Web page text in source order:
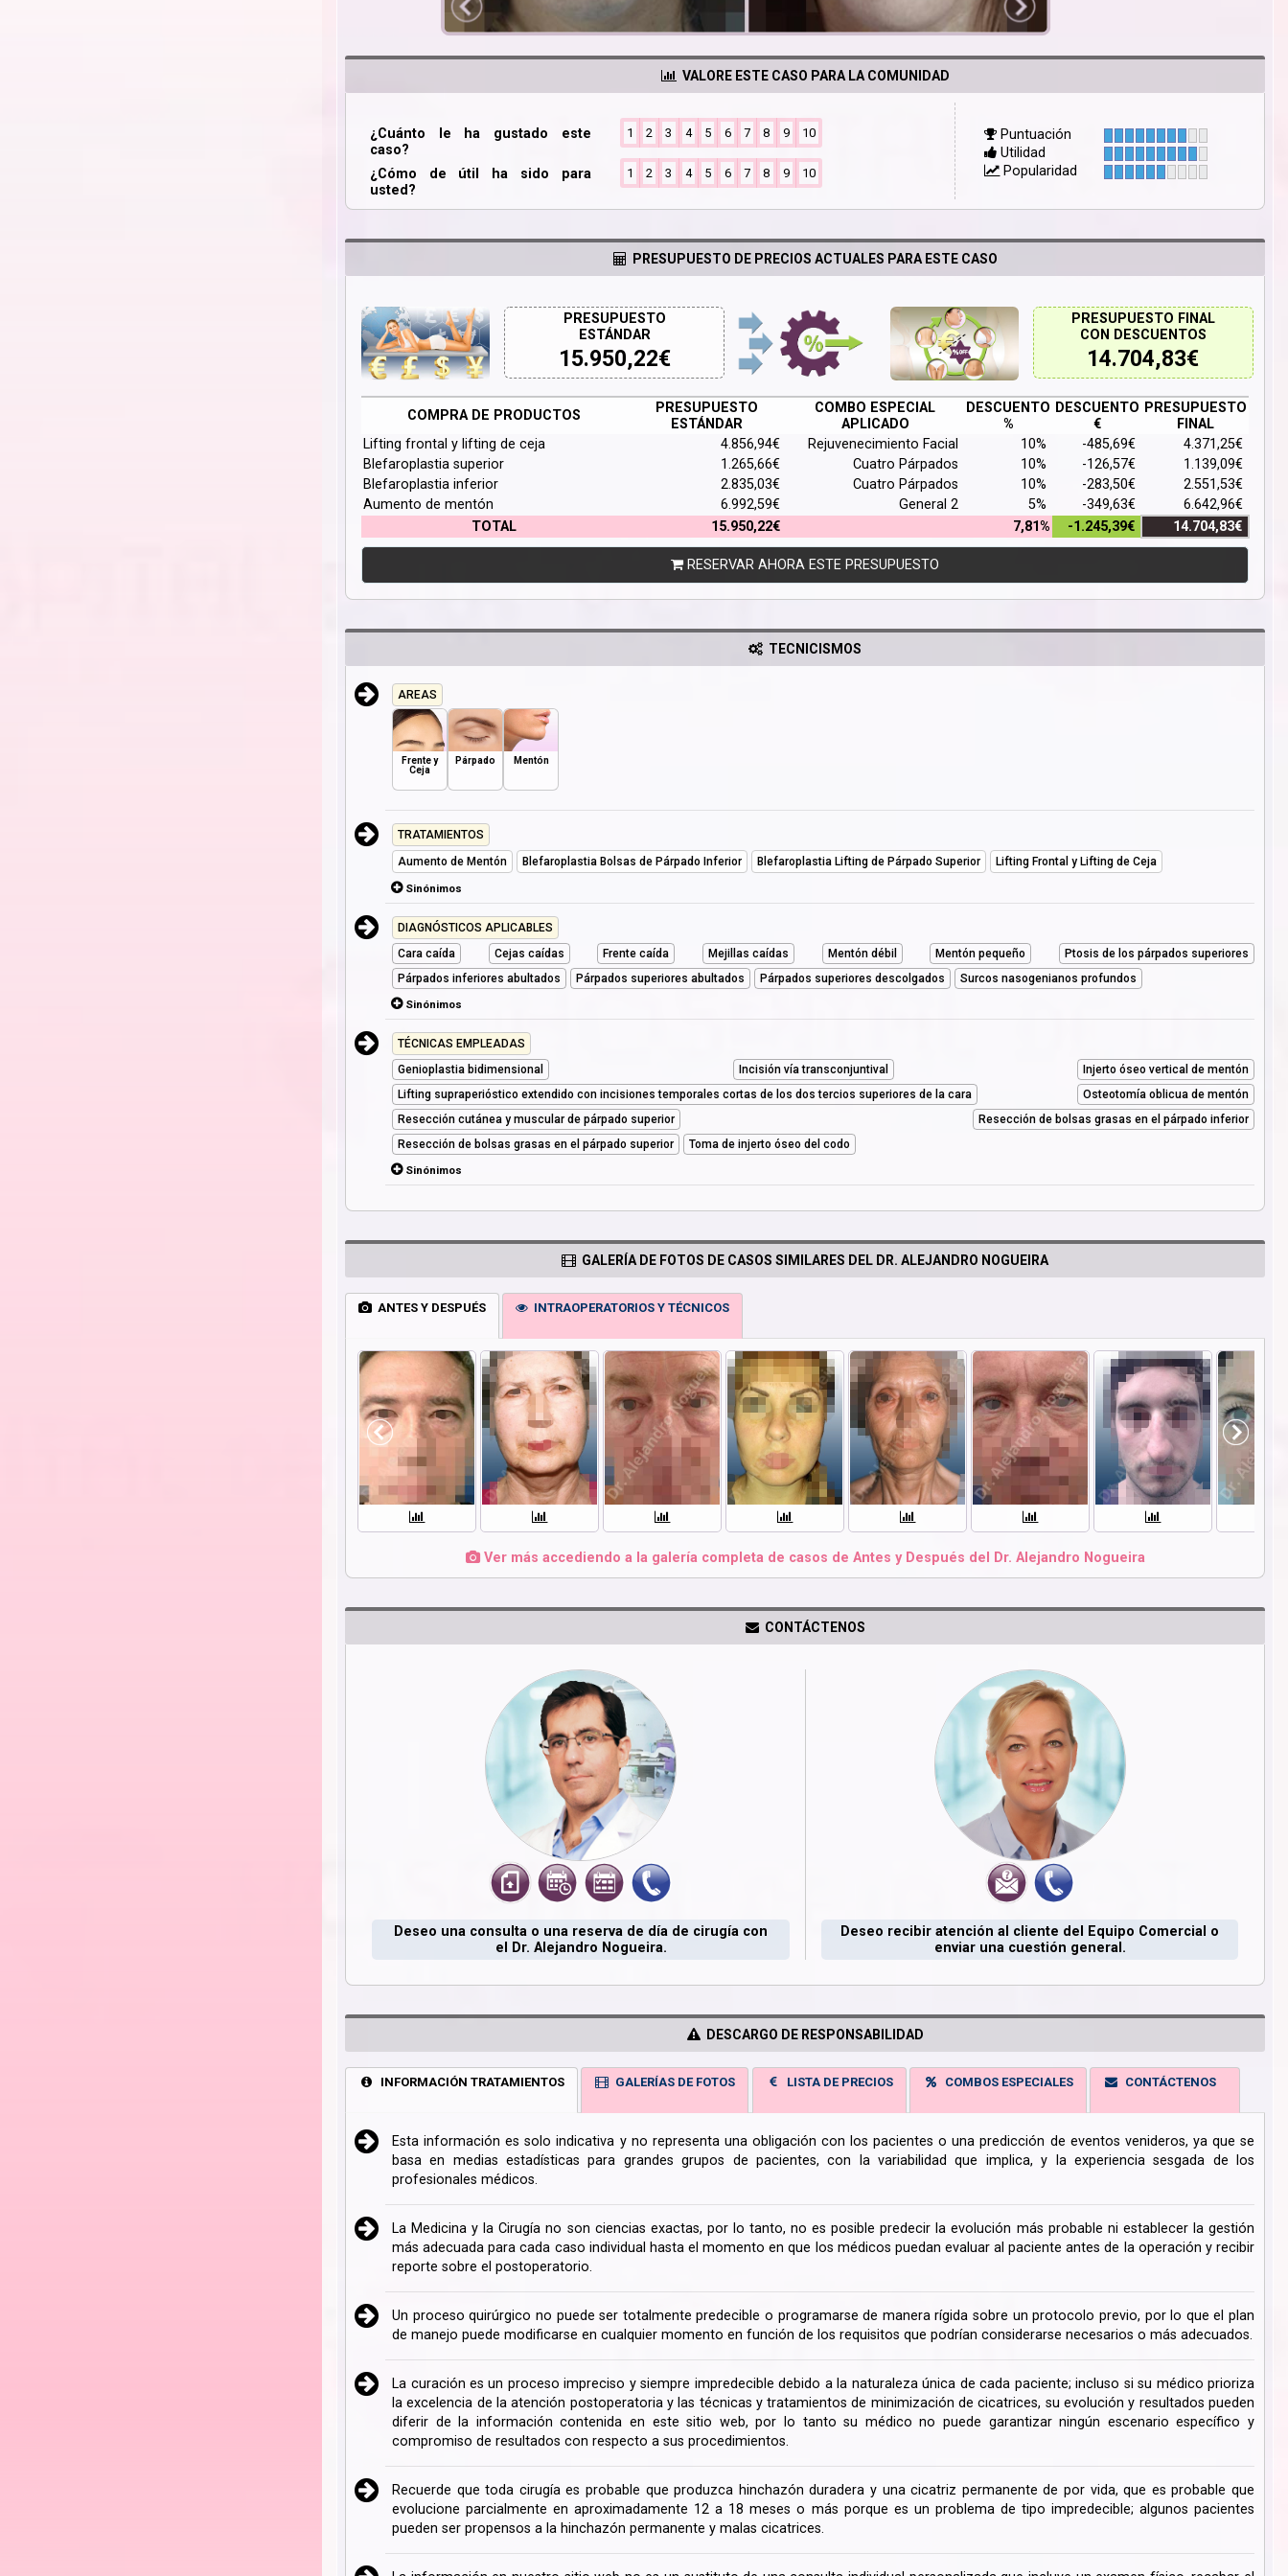
VALORE ESTE CASO PARA LA COMUNIDAD
¿Cuánto le ha gustado este
caso?
1 2 3 4 5 6 7 8 9 10
¿Cómo de útil ha sido para
usted?
1 2 3 4 5 6 7 8 9 10
Puntuación
Utilidad
Popularidad
PRESUPUESTO DE PRECIOS ACTUALES PARA ESTE CASO
PRESUPUESTO
ESTÁNDAR
15.950,22€
PRESUPUESTO FINAL
CON DESCUENTOS
14.704,83€
COMPRA DE PRODUCTOS
PRESUPUESTO
ESTÁNDAR
COMBO ESPECIAL
APLICADO
DESCUENTO
%
DESCUENTO
€
PRESUPUESTO
FINAL
Lifting frontal y lifting de ceja
4.856,94€ Rejuvenecimiento Facial 10% -485,69€
4.371,25€
Blefaroplastia superior
1.265,66€ Cuatro Párpados 10% -126,57€
1.139,09€
Blefaroplastia inferior
2.835,03€ Cuatro Párpados 10% -283,50€
2.551,53€
Aumento de mentón
6.992,59€ General 2 5% -349,63€
6.642,96€
TOTAL
15.950,22€ 7,81% -1.245,39€ 14.704,83€
RESERVAR AHORA ESTE PRESUPUESTO
TECNICISMOS
AREAS
Frente y
Ceja
Párpado Mentón
TRATAMIENTOS
Aumento de Mentón
Blefaroplastia Bolsas de Párpado Inferior Blefaroplastia Lifting de Párpado Superior
Lifting Frontal y Lifting de Ceja
Sinónimos
DIAGNÓSTICOS APLICABLES
Cara caída
Cejas caídas Frente caída Mejillas caídas Mentón débil Mentón pequeño
Ptosis de los párpados superiores
Párpados inferiores abultados
Párpados superiores abultados Párpados superiores descolgados
Surcos nasogenianos profundos
Sinónimos
TÉCNICAS EMPLEADAS
Genioplastia bidimensional
Incisión vía transconjuntival
Injerto óseo vertical de mentón
Lifting supraperióstico extendido con incisiones temporales cortas de los dos tercios superiores de la cara
Osteotomía oblicua de mentón
Resección cutánea y muscular de párpado superior
Resección de bolsas grasas en el párpado inferior
Resección de bolsas grasas en el párpado superior
Toma de injerto óseo del codo
Sinónimos
GALERÍA DE FOTOS DE CASOS SIMILARES DEL DR. ALEJANDRO NOGUEIRA
ANTES Y DESPUÉS INTRAOPERATORIOS Y TÉCNICOS
Ver más accediendo a la galería completa de casos de Antes y Después del Dr. Alejandro Nogueira
CONTÁCTENOS
Deseo una consulta o una reserva de día de cirugía con
el Dr. Alejandro Nogueira.
Deseo recibir atención al cliente del Equipo Comercial o
enviar una cuestión general.
DESCARGO DE RESPONSABILIDAD
INFORMACIÓN TRATAMIENTOS GALERÍAS DE FOTOS LISTA DE PRECIOS COMBOS ESPECIALES CONTÁCTENOS
Esta información es solo indicativa y no representa una obligación con los pacientes o una predicción de eventos venideros, ya que se
basa en medias estadísticas para grandes grupos de pacientes, con la variabilidad que implica, y la experiencia sesgada de los
profesionales médicos.
La Medicina y la Cirugía no son ciencias exactas, por lo tanto, no es posible predecir la evolución más probable ni establecer la gestión
más adecuada para cada caso individual hasta el momento en que los médicos puedan evaluar al paciente antes de la operación y recibir
reporte sobre el postoperatorio.
Un proceso quirúrgico no puede ser totalmente predecible o programarse de manera rígida sobre un protocolo previo, por lo que el plan
de manejo puede modificarse en cualquier momento en función de los requisitos que podrían considerarse necesarios o más adecuados.
La curación es un proceso impreciso y siempre impredecible debido a la naturaleza única de cada paciente; incluso si su médico prioriza
la excelencia de la atención postoperatoria y las técnicas y tratamientos de minimización de cicatrices, su evolución y resultados pueden
diferir de la información contenida en este sitio web, por lo tanto su médico no puede garantizar ningún escenario específico y
compromiso de resultados con respecto a sus procedimientos.
Recuerde que toda cirugía es probable que produzca hinchazón duradera y una cicatriz permanente de por vida, que es probable que
evolucione parcialmente en aproximadamente 12 a 18 meses o más porque es un problema de tipo impredecible; algunos pacientes
pueden ser propensos a la hinchazón permanente y malas cicatrices.